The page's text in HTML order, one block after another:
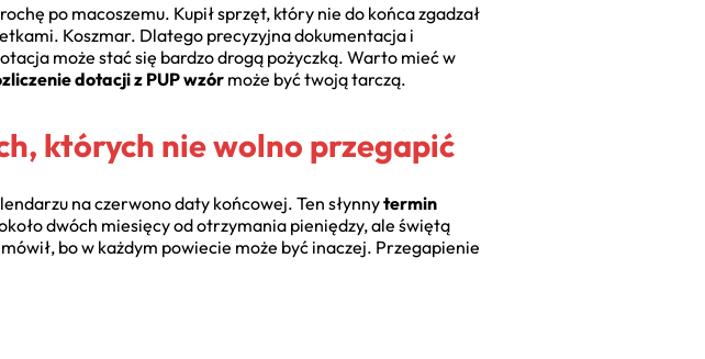
po macoszemu. Kupił sprzęt, który nie do końca zgadzał
Koszmar. Dlatego precyzyjna dokumentacja i
może stać się bardzo drogą pożyczką. Warto mieć w
dotacji z PUP wzórmoże być twoją tarczą.
których nie wolno przegapić
na czerwono daty końcowej. Ten słynnytermin
dwóch miesięcy od otrzymania pieniędzy, ale świętą
bo w każdym powiecie może być inaczej. Przegapienie